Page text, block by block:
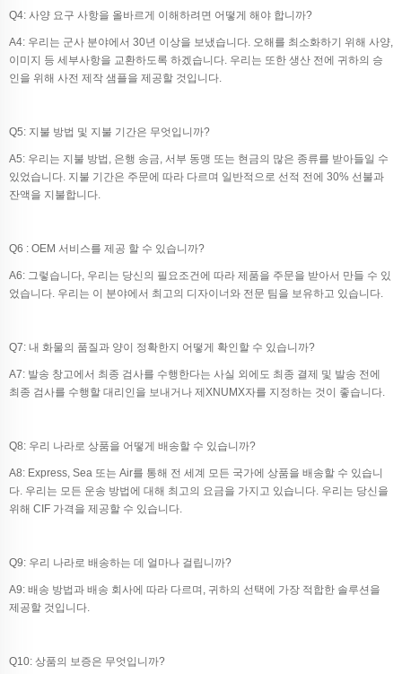
Q4: 사양 요구 사항을 올바르게 이해하려면 어떻게 해야 합니까?
A4: 우리는 군사 분야에서 30년 이상을 보냈습니다. 오해를 최소화하기 위해 사양,
이미지 등 세부사항을 교환하도록 하겠습니다. 우리는 또한 생산 전에 귀하의 승
인을 위해 사전 제작 샘플을 제공할 것입니다.
Q5: 지불 방법 및 지불 기간은 무엇입니까?
A5: 우리는 지불 방법, 은행 송금, 서부 동맹 또는 현금의 많은 종류를 받아들일 수
있었습니다. 지불 기간은 주문에 따라 다르며 일반적으로 선적 전에 30% 선불과
잔액을 지불합니다.
Q6 : OEM 서비스를 제공 할 수 있습니까?
A6: 그렇습니다, 우리는 당신의 필요조건에 따라 제품을 주문을 받아서 만들 수 있
었습니다. 우리는 이 분야에서 최고의 디자이너와 전문 팀을 보유하고 있습니다.
Q7: 내 화물의 품질과 양이 정확한지 어떻게 확인할 수 있습니까?
A7: 발송 창고에서 최종 검사를 수행한다는 사실 외에도 최종 결제 및 발송 전에
최종 검사를 수행할 대리인을 보내거나 제XNUMX자를 지정하는 것이 좋습니다.
Q8: 우리 나라로 상품을 어떻게 배송할 수 있습니까?
A8: Express, Sea 또는 Air를 통해 전 세계 모든 국가에 상품을 배송할 수 있습니
다. 우리는 모든 운송 방법에 대해 최고의 요금을 가지고 있습니다. 우리는 당신을
위해 CIF 가격을 제공할 수 있습니다.
Q9: 우리 나라로 배송하는 데 얼마나 걸립니까?
A9: 배송 방법과 배송 회사에 따라 다르며, 귀하의 선택에 가장 적합한 솔루션을
제공할 것입니다.
Q10: 상품의 보증은 무엇입니까?